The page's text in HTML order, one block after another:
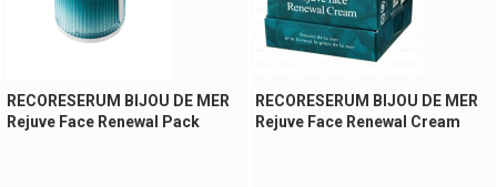
RECORESERUM BIJOU DE MER
Rejuve Face Renewal Pack
RECORESERUM BIJOU DE MER
Rejuve Face Renewal Cream